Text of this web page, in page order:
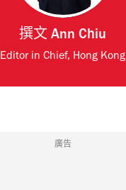
撰文Ann Chiu
Editor in Chief, Hong Kong
廣告